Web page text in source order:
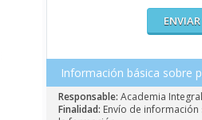
Información básica sobre
Responsable: Academia Integral
Finalidad: Envío de